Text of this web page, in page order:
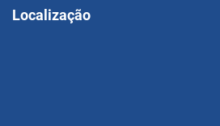
Localização